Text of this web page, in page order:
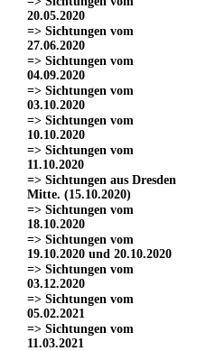
20.05.2020
=> Sichtungen vom
27.06.2020
=> Sichtungen vom
04.09.2020
=> Sichtungen vom
03.10.2020
=> Sichtungen vom
10.10.2020
=> Sichtungen vom
11.10.2020
=> Sichtungen aus Dresden
Mitte. (15.10.2020)
=> Sichtungen vom
18.10.2020
=> Sichtungen vom
19.10.2020 und 20.10.2020
=> Sichtungen vom
03.12.2020
=> Sichtungen vom
05.02.2021
=> Sichtungen vom
11.03.2021